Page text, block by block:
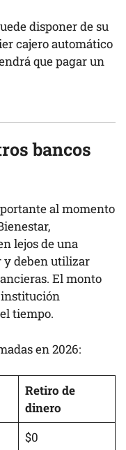
disponer de su
cajero automático
que pagar un
bancos
al momento
lejos de una
y deben utilizar
El monto
institución
tiempo.
en 2026:
Retiro de
dinero
$0